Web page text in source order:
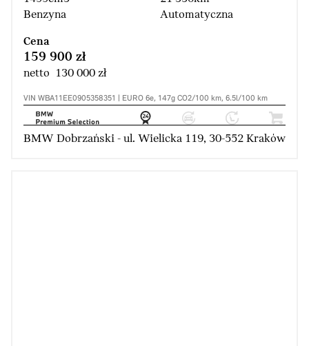
Benzyna
Automatyczna
Cena
159 900 zł
netto 130 000 zł
VIN WBA11EE0905358351 | EURO 6e, 147g CO2/100 km, 6.5l/100 km
BMW Dobrzański - ul. Wielicka 119, 30-552 Kraków